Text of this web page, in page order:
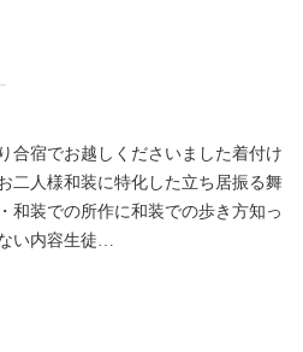
合宿でお越しくださいました着付け
二人様和装に特化した立ち居振る舞
和装での所作に和装での歩き方知っ
い内容生徒…